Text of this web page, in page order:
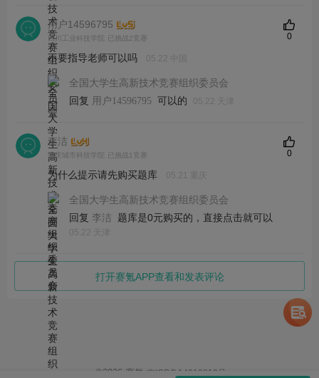
用户14596795
四川工业科技学院 已挑战2竞赛
05.22 中国
0
全国大学生高新技术竞赛组织委员会
回复 用户14596795 可以的 05.22 天津
李洁
重庆城市科技学院 已挑战1竞赛
05.21 重庆
0
全国大学生高新技术竞赛组织委员会
回复 李洁 题库是0元购买的，直接点击就可以
05.22 天津
打开赛氪APP查看和发表评论
©2026 赛氪 京ICP备14013810号